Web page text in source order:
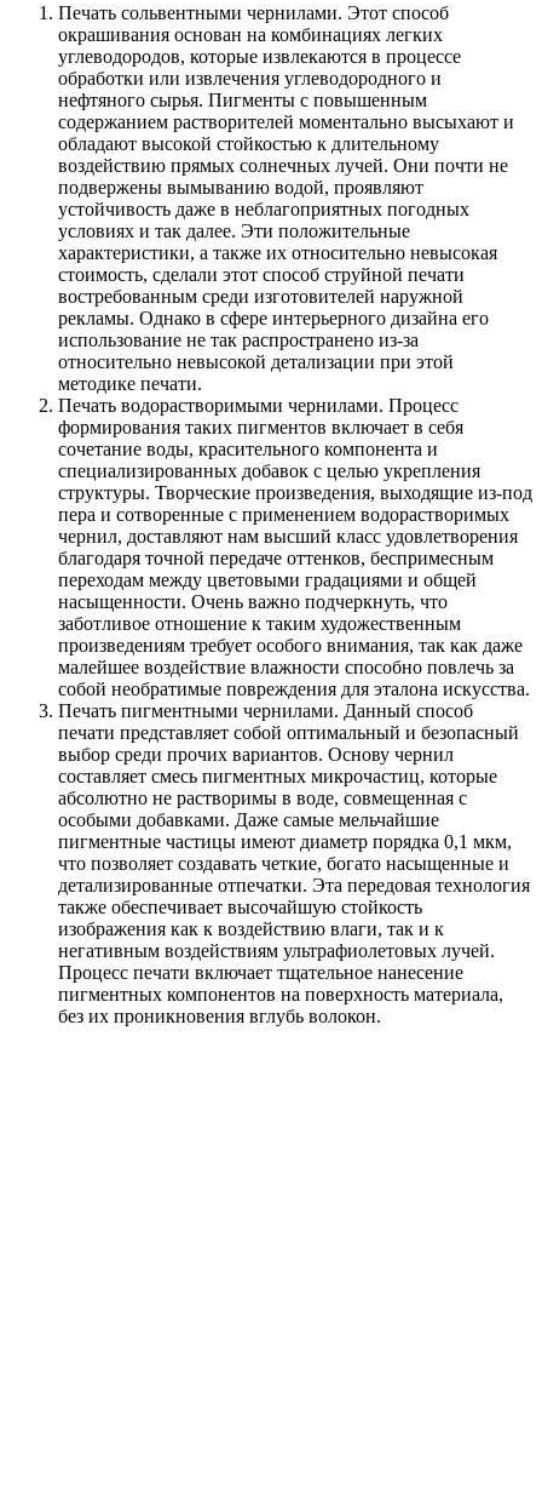
Печать сольвентными чернилами. Этот способ
окрашивания основан на комбинациях легких
углеводородов, которые извлекаются в процессе
обработки или извлечения углеводородного и
нефтяного сырья. Пигменты с повышенным
содержанием растворителей моментально высыхают и
обладают высокой стойкостью к длительному
воздействию прямых солнечных лучей. Они почти не
подвержены вымыванию водой, проявляют
устойчивость даже в неблагоприятных погодных
условиях и так далее. Эти положительные
характеристики, а также их относительно невысокая
стоимость, сделали этот способ струйной печати
востребованным среди изготовителей наружной
рекламы. Однако в сфере интерьерного дизайна его
использование не так распространено из-за
относительно невысокой детализации при этой
методике печати.
Печать водорастворимыми чернилами. Процесс
формирования таких пигментов включает в себя
сочетание воды, красительного компонента и
специализированных добавок с целью укрепления
структуры. Творческие произведения, выходящие из-под
пера и сотворенные с применением водорастворимых
чернил, доставляют нам высший класс удовлетворения
благодаря точной передаче оттенков, беспримесным
переходам между цветовыми градациями и общей
насыщенности. Очень важно подчеркнуть, что
заботливое отношение к таким художественным
произведениям требует особого внимания, так как даже
малейшее воздействие влажности способно повлечь за
собой необратимые повреждения для эталона искусства.
Печать пигментными чернилами. Данный способ
печати представляет собой оптимальный и безопасный
выбор среди прочих вариантов. Основу чернил
составляет смесь пигментных микрочастиц, которые
абсолютно не растворимы в воде, совмещенная с
особыми добавками. Даже самые мельчайшие
пигментные частицы имеют диаметр порядка 0,1 мкм,
что позволяет создавать четкие, богато насыщенные и
детализированные отпечатки. Эта передовая технология
также обеспечивает высочайшую стойкость
изображения как к воздействию влаги, так и к
негативным воздействиям ультрафиолетовых лучей.
Процесс печати включает тщательное нанесение
пигментных компонентов на поверхность материала,
без их проникновения вглубь волокон.